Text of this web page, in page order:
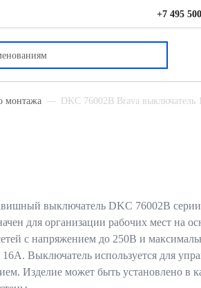
+7 495
монтажа DKC 76002B Brava выключатель
выключатель DKC 76002B
для организации рабочих мест на
с напряжением до 250В и
16А. Выключатель используется для
Изделие может быть установлено в